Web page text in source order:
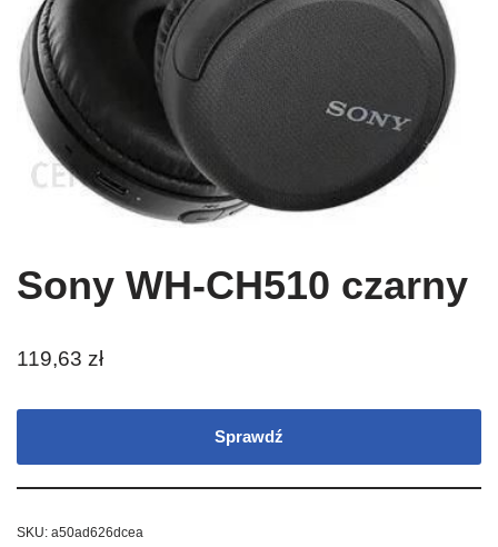
Sony WH-CH510 czarny
119,63 zł
Sprawdź
SKU: a50ad626dcea